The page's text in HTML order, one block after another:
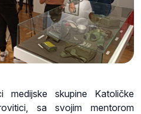
skupine Katoličke
sa svojim mentorom